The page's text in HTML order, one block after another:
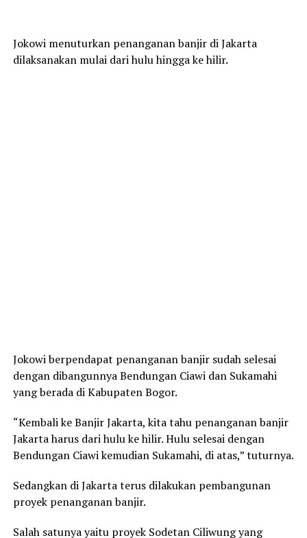
Jokowi menuturkan penanganan banjir di Jakarta
dilaksanakan mulai dari hulu hingga ke hilir.
Jokowi berpendapat penanganan banjir sudah selesai
dengan dibangunnya Bendungan Ciawi dan Sukamahi
yang berada di Kabupaten Bogor.
“Kembali ke Banjir Jakarta, kita tahu penanganan banjir
Jakarta harus dari hulu ke hilir. Hulu selesai dengan
Bendungan Ciawi kemudian Sukamahi, di atas,” tuturnya.
Sedangkan di Jakarta terus dilakukan pembangunan
proyek penanganan banjir.
Salah satunya yaitu proyek Sodetan Ciliwung yang